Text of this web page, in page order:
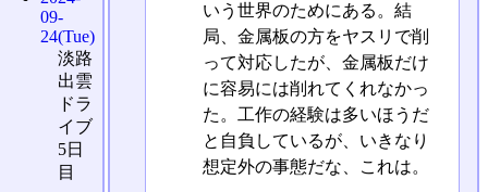
いう世界のためにある。結
局、金属板の方をヤスリで削
って対応したが、金属板だけ
に容易には削れてくれなかっ
た。工作の経験は多いほうだ
と自負しているが、いきなり
想定外の事態だな、これは。
09-
24(Tue)
淡路
出雲
ドラ
イブ
5日
目